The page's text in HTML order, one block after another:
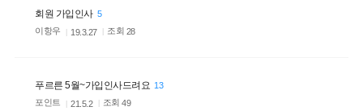
회원 가입인사 5
이항우
19.3.27 조회 28
푸르른 5월~가입인사드려요 13
포인트
21.5.2 조회49